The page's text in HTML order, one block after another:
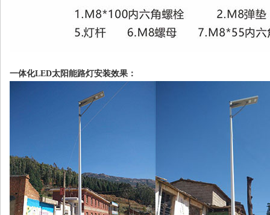
一体化LED太阳能路灯安装效果：